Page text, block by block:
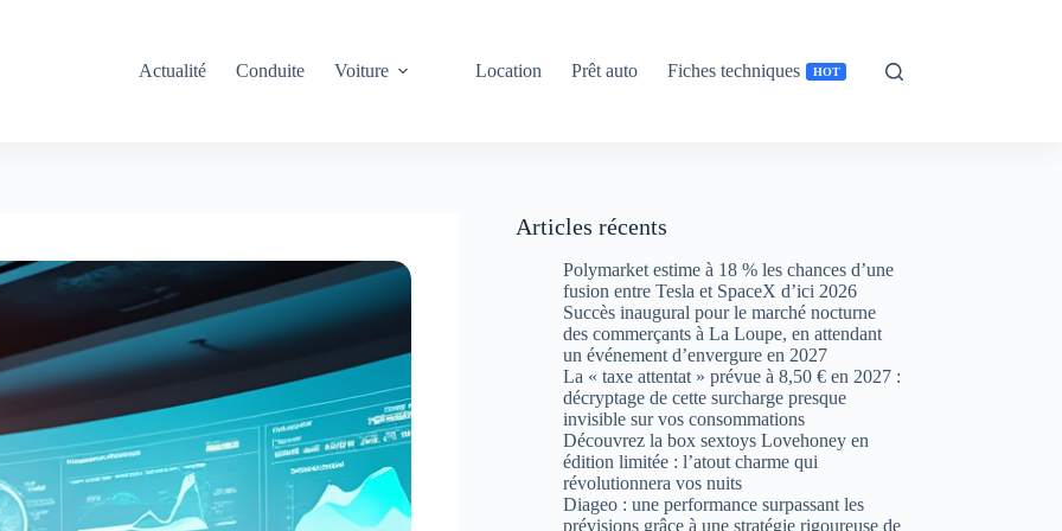
Actualité Conduite Voiture Location Prêt auto Fiches techniques HOT
Articles récents
Polymarket estime à 18 % les chances d’une
fusion entre Tesla et SpaceX d’ici 2026
Succès inaugural pour le marché nocturne
des commerçants à La Loupe, en attendant
un événement d’envergure en 2027
La « taxe attentat » prévue à 8,50 € en 2027 :
décryptage de cette surcharge presque
invisible sur vos consommations
Découvrez la box sextoys Lovehoney en
édition limitée : l’atout charme qui
révolutionnera vos nuits
Diageo : une performance surpassant les
prévisions grâce à une stratégie rigoureuse de